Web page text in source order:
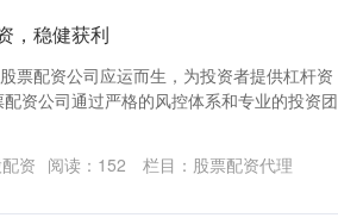
，稳健获利
票配资公司应运而生，为投资者提供杠杆资
资公司通过严格的风控体系和专业的投资团
资 阅读： 152 栏目： 股票配资代理